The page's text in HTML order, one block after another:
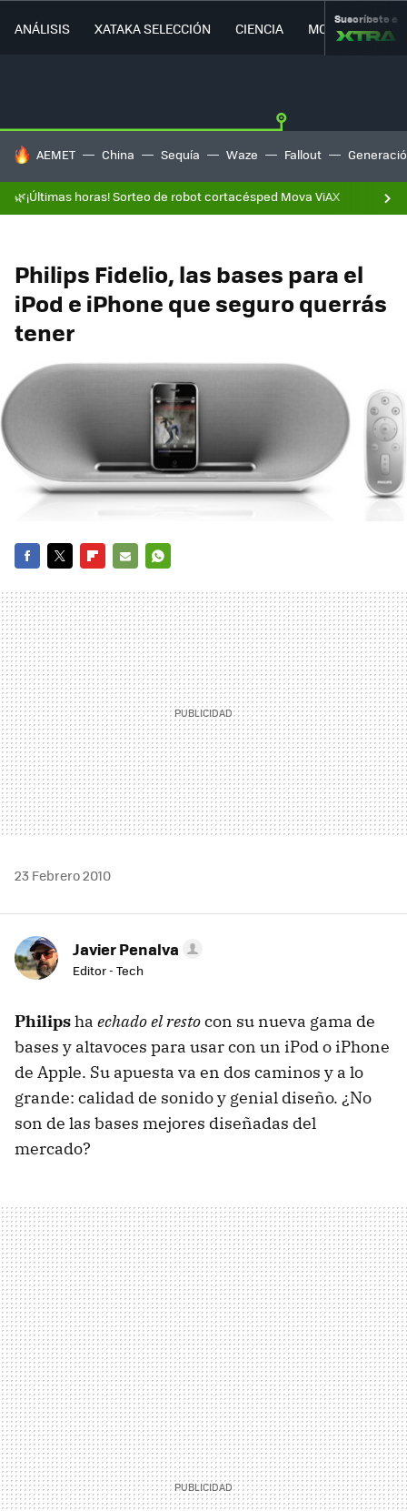
ANÁLISIS XATAKA SELECCIÓN CIENCIA MOVILIDAD
Suscríbete a
HOY SE HABLA DE
AEMET China Sequía Waze Fallout
🌿¡Últimas horas! Sorteo de robot cortacésped Mova ViAX
Philips Fidelio, las bases para el
iPod e iPhone que seguro querrás
tener
MAIL
23 Febrero 2010
Javier Penalva
Editor - Tech
Philipsha echado el restocon su nueva gama de
bases y altavoces para usar con un iPod o iPhone
de Apple. Su apuesta va en dos caminos y a lo
grande: calidad de sonido y genial diseño. ¿No
son de las bases mejores diseñadas del
mercado?